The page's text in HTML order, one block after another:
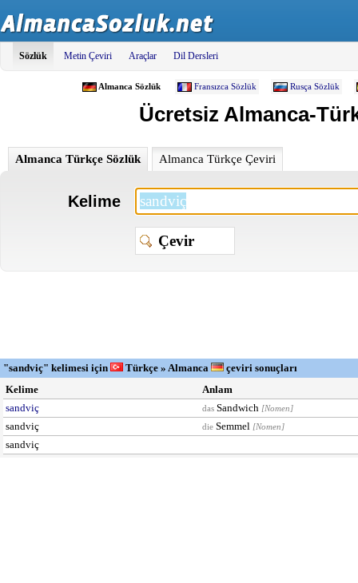
Sözlük Metin Çeviri Araçlar Dil Dersleri
Almanca Sözlük Fransızca Sözlük Rusça Sözlük
Ücretsiz Almanca-
Almanca Türkçe Sözlük Almanca Türkçe Çeviri
Kelime
"sandviç" kelimesi için Türkçe » Almanca
çeviri sonuçları
Kelime
Anlam
sandviç
das Sandwich [Nomen]
sandviç die Semmel [Nomen]
sandviç